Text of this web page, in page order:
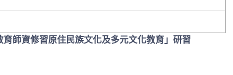
師資修習原住民族文化及多元文化教育」研習